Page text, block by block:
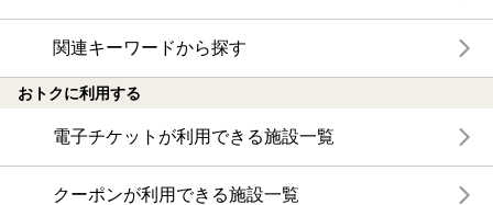
関連キーワードから探す
おトクに利用する
電子チケットが利用できる施設一覧
クーポンが利用できる施設一覧